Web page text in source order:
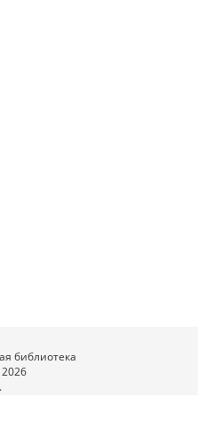
библиотека